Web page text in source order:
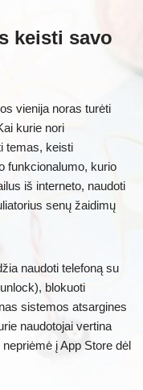
keisti savo
vienija noras turėti
kurie nori
temas, keisti
funkcionalumo, kurio
iš interneto, naudoti
senų žaidimų
naudoti telefoną su
blokuoti
sistemos atsargines
naudotojai vertina
į App Store dėl